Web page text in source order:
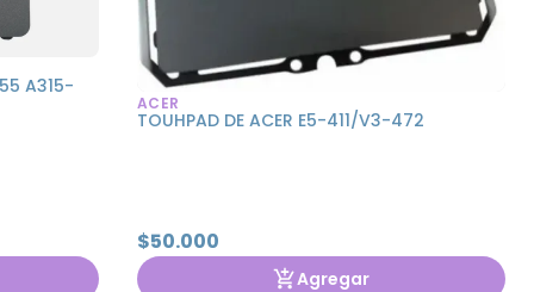
A315-
ACER
TOUHPAD DE ACER E5-411/V3-472
$50.000
Agregar